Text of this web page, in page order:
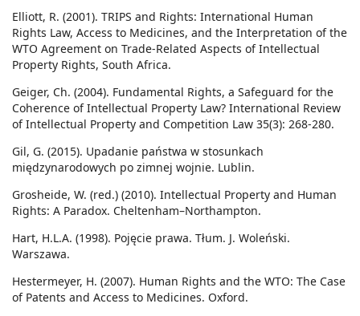
Elliott, R. (2001). TRIPS and Rights: International Human
Rights Law, Access to Medicines, and the Interpretation of the
WTO Agreement on Trade-Related Aspects of Intellectual
Property Rights, South Africa.
Geiger, Ch. (2004). Fundamental Rights, a Safeguard for the
Coherence of Intellectual Property Law? International Review
of Intellectual Property and Competition Law 35(3): 268-280.
Gil, G. (2015). Upadanie państwa w stosunkach
międzynarodowych po zimnej wojnie. Lublin.
Grosheide, W. (red.) (2010). Intellectual Property and Human
Rights: A Paradox. Cheltenham–Northampton.
Hart, H.L.A. (1998). Pojęcie prawa. Tłum. J. Woleński.
Warszawa.
Hestermeyer, H. (2007). Human Rights and the WTO: The Case
of Patents and Access to Medicines. Oxford.